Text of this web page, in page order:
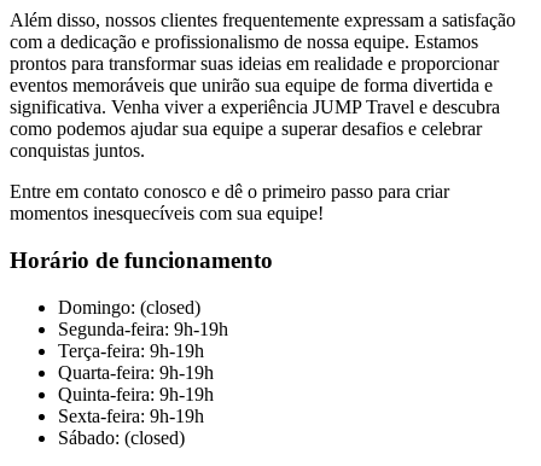
Além disso, nossos clientes frequentemente expressam a satisfação
com a dedicação e profissionalismo de nossa equipe. Estamos
prontos para transformar suas ideias em realidade e proporcionar
eventos memoráveis que unirão sua equipe de forma divertida e
significativa. Venha viver a experiência JUMP Travel e descubra
como podemos ajudar sua equipe a superar desafios e celebrar
conquistas juntos.
Entre em contato conosco e dê o primeiro passo para criar
momentos inesquecíveis com sua equipe!
Horário de funcionamento
Domingo: (closed)
Segunda-feira: 9h-19h
Terça-feira: 9h-19h
Quarta-feira: 9h-19h
Quinta-feira: 9h-19h
Sexta-feira: 9h-19h
Sábado: (closed)